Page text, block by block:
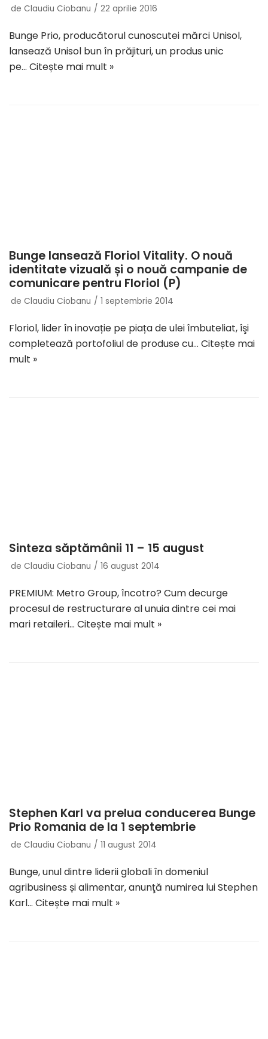
de Claudiu Ciobanu 22 aprilie 2016
Bunge Prio, producătorul cunoscutei mărci Unisol,
lansează Unisol bun în prăjituri, un produs unic
pe… Citește mai mult »
Bunge lansează Floriol Vitality. O nouă
identitate vizuală și o nouă campanie de
comunicare pentru Floriol (P)
de Claudiu Ciobanu 1 septembrie 2014
Floriol, lider în inovație pe piața de ulei îmbuteliat, îşi
completează portofoliul de produse cu… Citește mai
mult »
Sinteza săptămânii 11 – 15 august
de Claudiu Ciobanu 16 august 2014
PREMIUM: Metro Group, încotro? Cum decurge
procesul de restructurare al unuia dintre cei mai
mari retaileri… Citește mai mult »
Stephen Karl va prelua conducerea Bunge
Prio Romania de la 1 septembrie
de Claudiu Ciobanu 11 august 2014
Bunge, unul dintre liderii globali în domeniul
agribusiness și alimentar, anunţă numirea lui Stephen
Karl… Citește mai mult »